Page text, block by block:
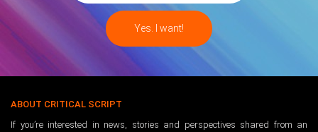
ABOUT CRITICAL SCRIPT
If you’re interested in news, stories and perspectives shared from an